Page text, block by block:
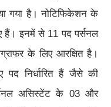
गया है। नोटिफिकेशन के
हैं। इनमें से 11 पद पर्सनल
के लिए आरक्षित है।
पद निर्धारित हैं जैसे की
असिस्टेंट के 03 और